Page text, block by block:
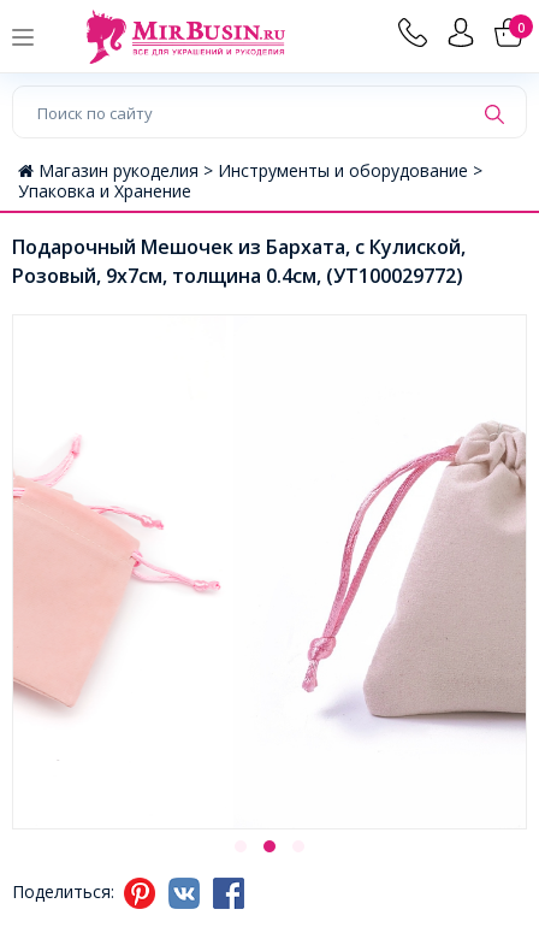
0
Магазин рукоделия > Инструменты и оборудование >
Упаковка и Хранение
Подарочный Мешочек из Бархата, с Кулиской,
Розовый, 9х7см, толщина 0.4см, (УТ100029772)
Поделиться: